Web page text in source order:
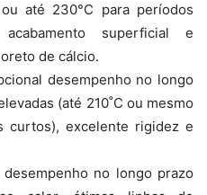
até 230°C para períodos
superficial e
de cálcio.
desempenho no longo
(até 210˚C ou mesmo
curtos), excelente rigidez e
no longo prazo